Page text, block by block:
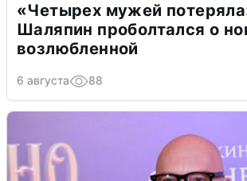
«Четырех мужей
Шаляпин проболтался о
возлюбленной
6 августа 88